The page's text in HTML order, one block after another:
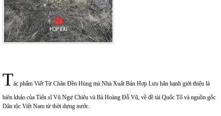
Tác phẩm Viết Từ Chân Đền Hùng mà Nhà Xuất Bản Hợp Lưu hân hạnh giới thiệu là
biên khảo của Tiến sĩ Vũ Ngự Chiêu và Bà Hoàng Đỗ Vũ, về đề tài Quốc Tổ và nguồn gốc
Dân tộc Việt Nam từ thời dựng nước.